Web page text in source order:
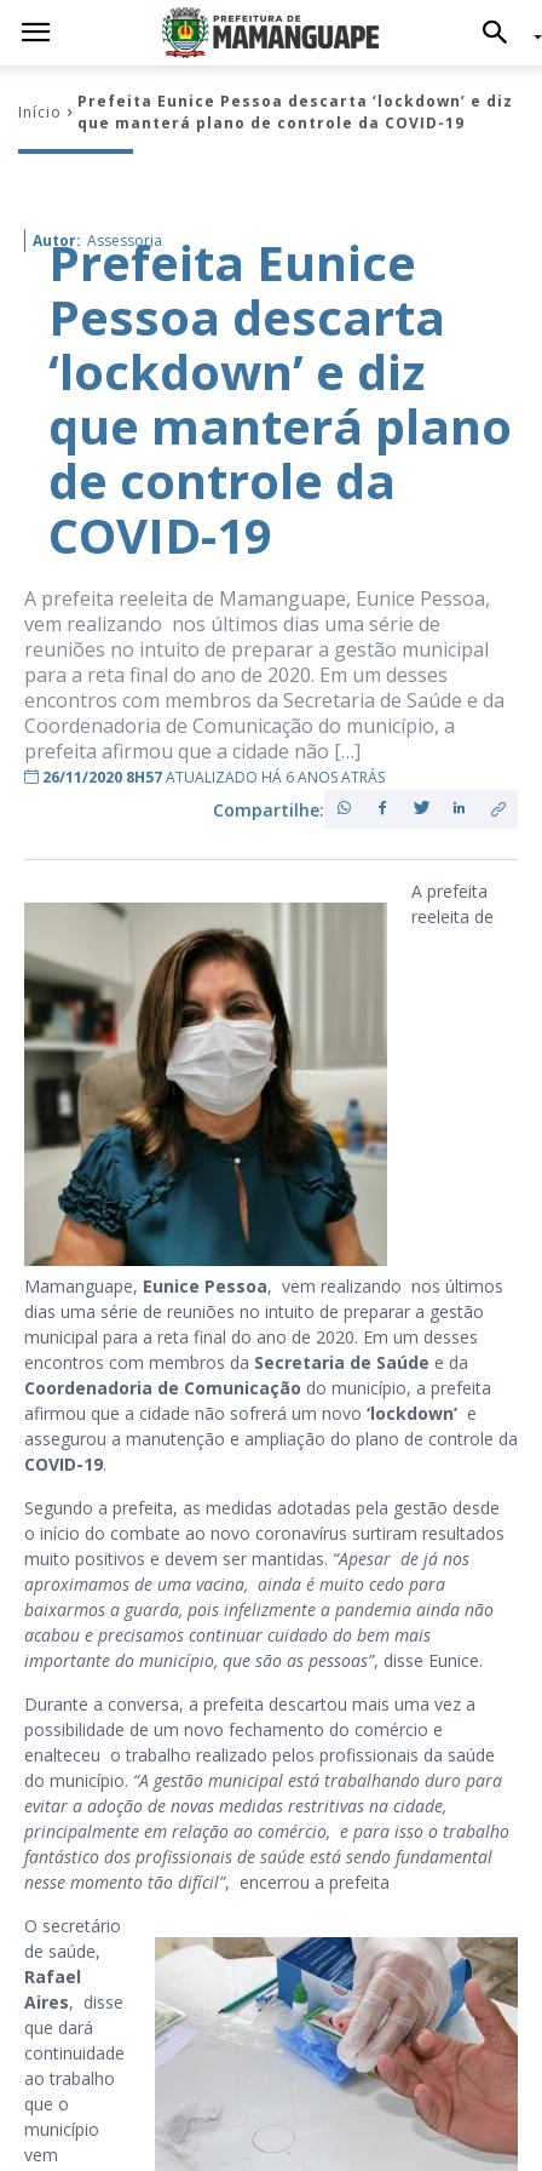
Início
Prefeita Eunice Pessoa descarta ‘lockdown’ e diz
que manterá plano de controle da COVID-19
Autor: Assessoria
Prefeita Eunice
Pessoa descarta
‘lockdown’ e diz
que manterá plano
de controle da
COVID-19
A prefeita reeleita de Mamanguape, Eunice Pessoa,
vem realizando nos últimos dias uma série de
reuniões no intuito de preparar a gestão municipal
para a reta final do ano de 2020. Em um desses
encontros com membros da Secretaria de Saúde e da
Coordenadoria de Comunicação do município, a
prefeita afirmou que a cidade não […]
26/11/2020 8H57ATUALIZADO HÁ 6 ANOS ATRÁS
Compartilhe:
A prefeita
reeleita de
Mamanguape, Eunice Pessoa, vem realizando nos últimos
dias uma série de reuniões no intuito de preparar a gestão
municipal para a reta final do ano de 2020. Em um desses
encontros com membros da Secretaria de Saúde e da
Coordenadoria de Comunicação do município, a prefeita
afirmou que a cidade não sofrerá um novo ‘lockdown’ e
assegurou a manutenção e ampliação do plano de controle da
COVID-19.
Segundo a prefeita, as medidas adotadas pela gestão desde
o início do combate ao novo coronavírus surtiram resultados
muito positivos e devem ser mantidas. “Apesar de já nos
aproximamos de uma vacina, ainda é muito cedo para
baixarmos a guarda, pois infelizmente a pandemia ainda não
acabou e precisamos continuar cuidado do bem mais
importante do município, que são as pessoas”, disse Eunice.
Durante a conversa, a prefeita descartou mais uma vez a
possibilidade de um novo fechamento do comércio e
enalteceu o trabalho realizado pelos profissionais da saúde
do município. “A gestão municipal está trabalhando duro para
evitar a adoção de novas medidas restritivas na cidade,
principalmente em relação ao comércio, e para isso o trabalho
fantástico dos profissionais de saúde está sendo fundamental
nesse momento tão difícil”, encerrou a prefeita
O secretário
de saúde,
Rafael
Aires, disse
que dará
continuidade
ao trabalho
que o
município
vem